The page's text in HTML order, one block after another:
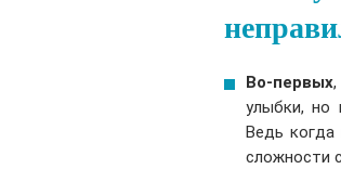
Во-первых
улыбки, но
Ведь когда
сложности